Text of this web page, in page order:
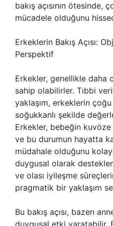
bakış açısının ötesinde,
mücadele olduğunu
Erkeklerin Bakış Açısı:
Perspektif
Erkekler, genellikle daha
sahip olabilirler. Tıbbi
yaklaşım, erkeklerin
soğukkanlı şekilde
Erkekler, bebeğin kuvöze
ve bu durumun hayatta
müdahale olduğunu
duygusal olarak
ve olası iyileşme
pragmatik bir yaklaşım
Bu bakış açısı, bazen
duygusal etki yaratabilir.